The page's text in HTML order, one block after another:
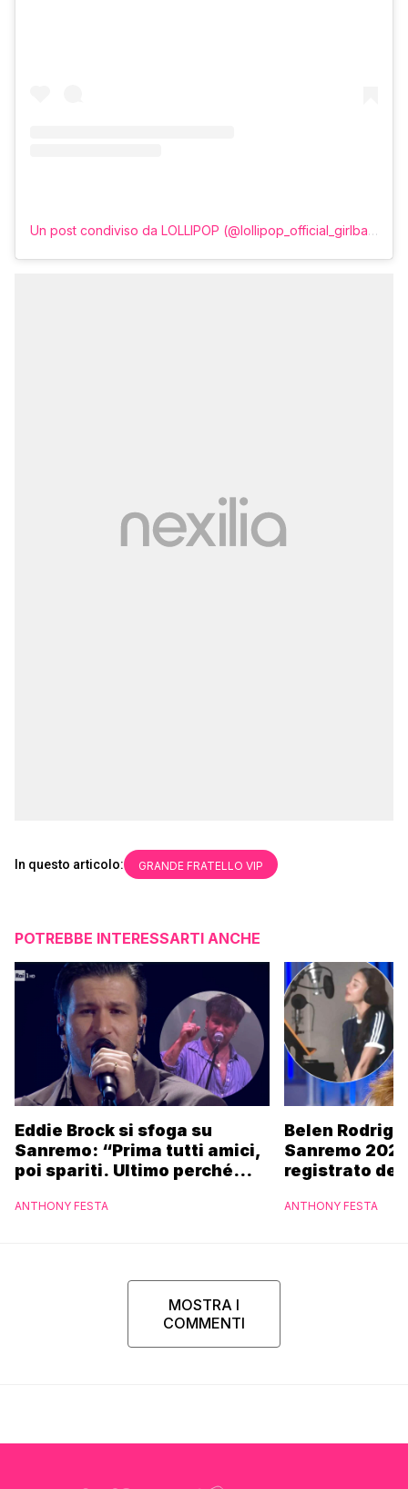
Un post condiviso da LOLLIPOP (@lollipop_official_girlband)
In questo articolo: GRANDE FRATELLO VIP
POTREBBE INTERESSARTI ANCHE
Eddie Brock si sfoga su
Sanremo: “Prima tutti amici,
poi spariti. Ultimo perché
marchette”
ANTHONY FESTA
Belen
Sanremo
registrato dei
ANTHONY FESTA
MOSTRA I
COMMENTI